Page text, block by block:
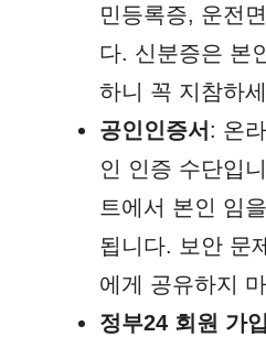
민등록증, 운전
다. 신분증은 본
하니 꼭 지참하
공인인증서: 온
인 인증 수단입
트에서 본인 임
됩니다. 보안 문
에게 공유하지
정부24 회원 가입